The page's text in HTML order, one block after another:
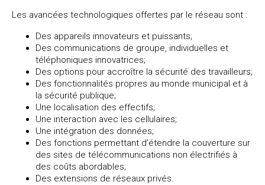
Les avancées technologiques offertes par le réseau sont :
Des appareils innovateurs et puissants;
Des communications de groupe, individuelles et
téléphoniques innovatrices;
Des options pour accroître la sécurité des travailleurs;
Des fonctionnalités propres au monde municipal et à
la sécurité publique;
Une localisation des effectifs;
Une interaction avec les cellulaires;
Une intégration des données;
Des fonctions permettant d’étendre la couverture sur
des sites de télécommunications non électrifiés à
des coûts abordables;
Des extensions de réseaux privés.